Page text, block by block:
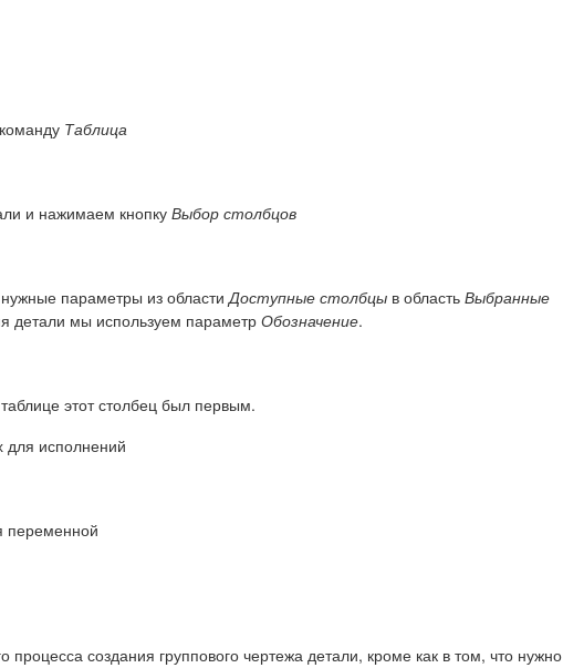
Таблица
и нажимаем кнопку Выбор столбцов
параметры из областиДоступные столбцы в область Выбранные
детали мы используем параметрОбозначение.
этот столбец был первым.
для исполнений
переменной
создания группового чертежа детали, кроме как в том, что нужно